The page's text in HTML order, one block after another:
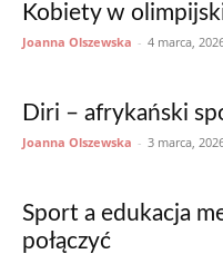
Kobiety w
Joanna Olszewska - 4 marca,
Diri – afrykański
Joanna Olszewska - 3 marca,
Sport a edukacja
połączyć